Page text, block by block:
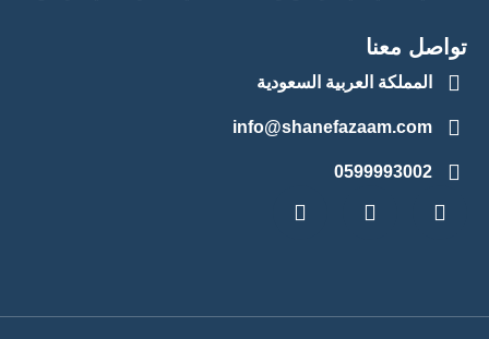
تواصل معنا
المملكة العربية السعودية
info@shanefazaam.com
0599993002